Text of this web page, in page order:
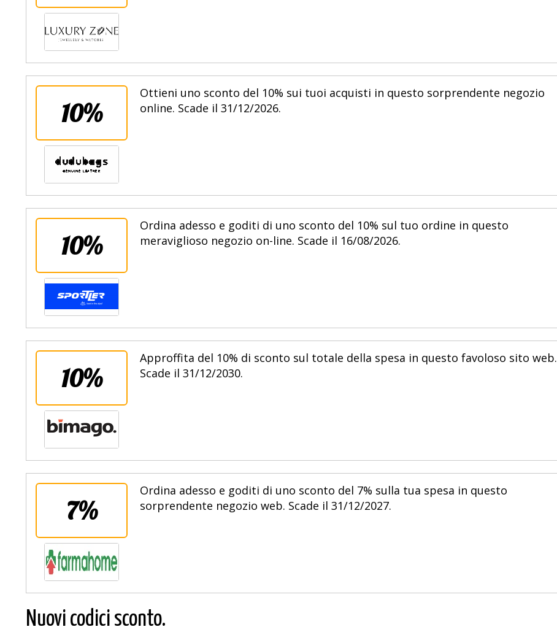
10%
Ottieni uno sconto del 10% sui tuoi acquisti in questo sorprendente negozio
online. Scade il 31/12/2026.
10%
Ordina adesso e goditi di uno sconto del 10% sul tuo ordine in questo
meraviglioso negozio on-line. Scade il 16/08/2026.
10%
Approffita del 10% di sconto sul totale della spesa in questo favoloso sito web.
Scade il 31/12/2030.
7%
Ordina adesso e goditi di uno sconto del 7% sulla tua spesa in questo
sorprendente negozio web. Scade il 31/12/2027.
Nuovi codici sconto.